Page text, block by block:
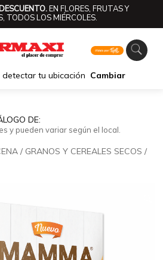
EN FLORES, FRUTAS Y
TODOS LOS MIÉRCOLES.
tu ubicación Cambiar
DE:
y pueden variar según el local.
/ GRANOS Y CEREALES SECOS /